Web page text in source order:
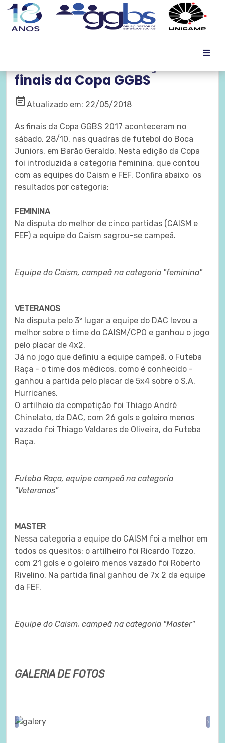
finais da Copa GGBS
event_noteAtualizado em: 22/05/2018
As finais da Copa GGBS 2017 aconteceram no
sábado, 28/10, nas quadras de futebol do Boca
Juniors, em Barão Geraldo. Nesta edição da Copa
foi introduzida a categoria feminina, que contou
com as equipes do Caism e FEF. Confira abaixo os
resultados por categoria:
FEMININA
Na disputa do melhor de cinco partidas (CAISM e
FEF) a equipe do Caism sagrou-se campeã.
Equipe do Caism, campeã na categoria "feminina"
VETERANOS
Na disputa pelo 3º lugar a equipe do DAC levou a
melhor sobre o time do CAISM/CPO e ganhou o jogo
pelo placar de 4x2.
Já no jogo que definiu a equipe campeã, o Futeba
Raça - o time dos médicos, como é conhecido -
ganhou a partida pelo placar de 5x4 sobre o S.A.
Hurricanes.
O artilheio da competição foi Thiago André
Chinelato, da DAC, com 26 gols e goleiro menos
vazado foi Thiago Valdares de Oliveira, do Futeba
Raça.
Futeba Raça, equipe campeã na categoria
"Veteranos"
MASTER
Nessa categoria a equipe do CAISM foi a melhor em
todos os quesitos: o artilheiro foi Ricardo Tozzo,
com 21 gols e o goleiro menos vazado foi Roberto
Rivelino. Na partida final ganhou de 7x 2 da equipe
da FEF.
Equipe do Caism, campeã na categoria "Master"
GALERIA DE FOTOS
Previous